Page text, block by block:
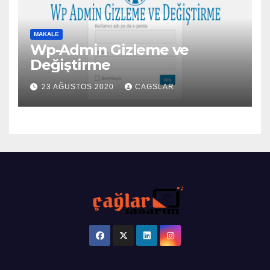
MAKALE
Wp-Admin Gizleme ve
Değiştirme
23 AĞUSTOS 2020 CAGSLAR